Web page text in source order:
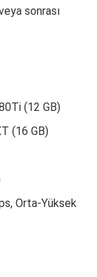
sonrası
(12 GB)
(16 GB)
Orta-Yüksek